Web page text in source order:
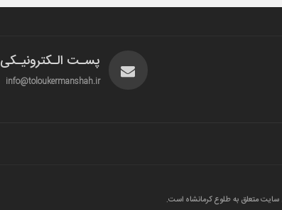
پسـت الـکترونیـکی
info@toloukermanshah.ir
متعلق به طلوع کرمانشاه است.